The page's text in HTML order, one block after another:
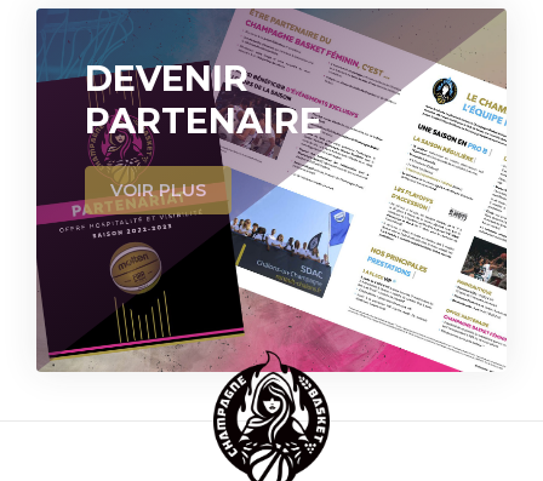
DEVENIR
PARTENAIRE
VOIR PLUS